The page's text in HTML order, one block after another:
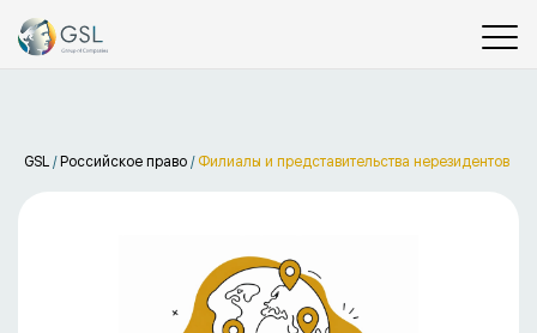
GSL / Российское право / Филиалы и представительства нерезидентов